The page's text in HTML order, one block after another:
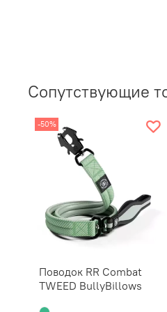
Сопутствующие
-50%
Поводок RR Combat
TWEED BullyBillows